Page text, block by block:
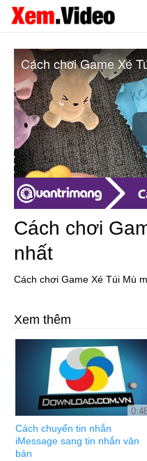
Cách chơi Game Xé
Cách chơi
nhất
Cách chơi Game Xé Túi Mù
Xem thêm
Cách chuyển tin nhắn
iMessage sang tin nhắn văn
bản